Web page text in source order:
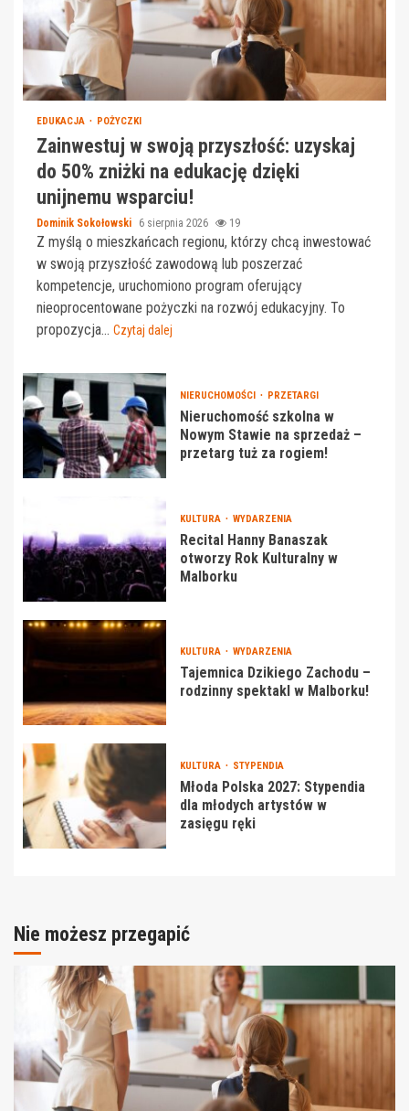
EDUKACJA POŻYCZKI
Zainwestuj w swoją przyszłość: uzyskaj
do 50% zniżki na edukację dzięki
unijnemu wsparciu!
Dominik Sokołowski 6 sierpnia 2026 19
Z myślą o mieszkańcach regionu, którzy chcą inwestować
w swoją przyszłość zawodową lub poszerzać
kompetencje, uruchomiono program oferujący
nieoprocentowane pożyczki na rozwój edukacyjny. To
propozycja... Czytaj dalej
NIERUCHOMOŚCI PRZETARGI
Nieruchomość szkolna w
Nowym Stawie na sprzedaż –
przetarg tuż za rogiem!
KULTURA WYDARZENIA
Recital Hanny Banaszak
otworzy Rok Kulturalny w
Malborku
KULTURA WYDARZENIA
Tajemnica Dzikiego Zachodu –
rodzinny spektakl w Malborku!
KULTURA STYPENDIA
Młoda Polska 2027: Stypendia
dla młodych artystów w
zasięgu ręki
Nie możesz przegapić